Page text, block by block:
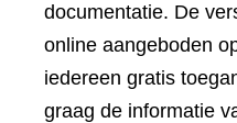
documentatie. De
online aangeboden
iedereen gratis
graag de informatie